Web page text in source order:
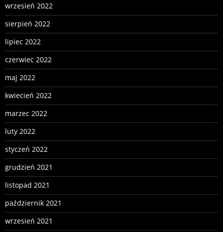
wrzesień 2022
sierpień 2022
lipiec 2022
czerwiec 2022
maj 2022
kwiecień 2022
marzec 2022
luty 2022
styczeń 2022
grudzień 2021
listopad 2021
październik 2021
wrzesień 2021